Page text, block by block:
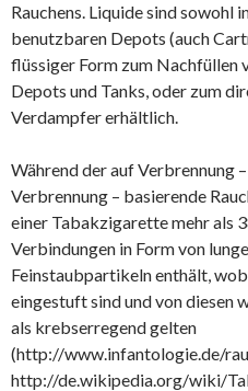
Rauchens. Liquide sind sowohl
benutzbaren Depots (auch
flüssiger Form zum Nachfüllen
Depots und Tanks, oder zum
Verdampfer erhältlich.
Während der auf Verbrennung
Verbrennung – basierende
einer Tabakzigarette mehr als
Verbindungen in Form von
Feinstaubpartikeln enthält,
eingestuft sind und von diesen
als krebserregend gelten
(http://www.infantologie.de/
http://de.wikipedia.org/wiki/